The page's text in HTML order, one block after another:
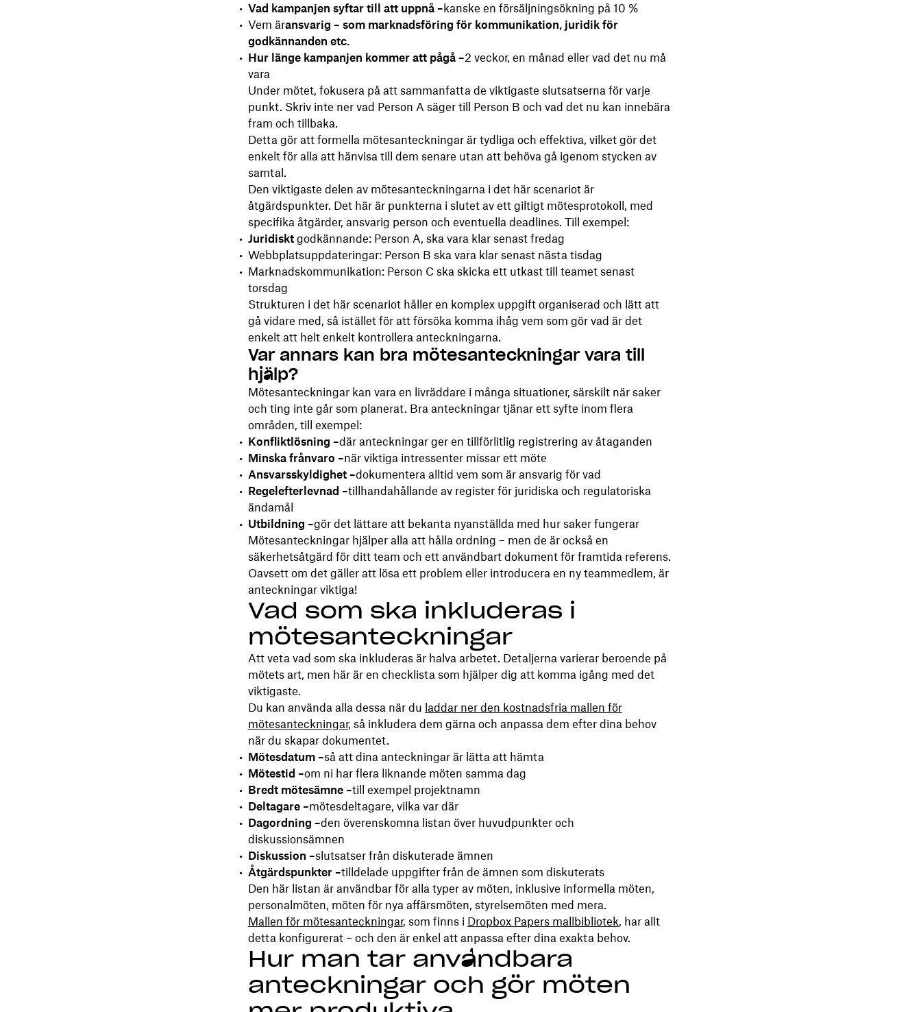
Vad kampanjen syftar till att uppnå – kanske en försäljningsökning på 10 %
Vem äransvarig – som marknadsföring för kommunikation, juridik för
godkännanden etc.
Hur länge kampanjen kommer att pågå –2 veckor, en månad eller vad det nu må
vara
Under mötet, fokusera på att sammanfatta de viktigaste slutsatserna för varje
punkt. Skriv inte ner vad Person A säger till Person B och vad det nu kan innebära
fram och tillbaka.
Detta gör att formella mötesanteckningar är tydliga och effektiva, vilket gör det
enkelt för alla att hänvisa till dem senare utan att behöva gå igenom stycken av
samtal.
Den viktigaste delen av mötesanteckningarna i det här scenariot är
åtgärdspunkter. Det här är punkterna i slutet av ett giltigt mötesprotokoll, med
specifika åtgärder, ansvarig person och eventuella deadlines. Till exempel:
Juridisktgodkännande: Person A, ska vara klar senast fredag
Webbplatsuppdateringar: Person B ska vara klar senast nästa tisdag
Marknadskommunikation: Person C ska skicka ett utkast till teamet senast
torsdag
Strukturen i det här scenariot håller en komplex uppgift organiserad och lätt att
gå vidare med, så istället för att försöka komma ihåg vem som gör vad är det
enkelt att helt enkelt kontrollera anteckningarna.
Var annars kan bra mötesanteckningar vara till
hjälp?
Mötesanteckningar kan vara en livräddare i många situationer, särskilt när saker
och ting inte går som planerat. Bra anteckningar tjänar ett syfte inom flera
områden, till exempel:
Konfliktlösning –där anteckningar ger en tillförlitlig registrering av åtaganden
Minska frånvaro –när viktiga intressenter missar ett möte
Ansvarsskyldighet –dokumentera alltid vem som är ansvarig för vad
Regelefterlevnad –tillhandahållande av register för juridiska och regulatoriska
ändamål
Utbildning –gör det lättare att bekanta nyanställda med hur saker fungerar
Mötesanteckningar hjälper alla att hålla ordning – men de är också en
säkerhetsåtgärd för ditt team och ett användbart dokument för framtida referens.
Oavsett om det gäller att lösa ett problem eller introducera en ny teammedlem, är
anteckningar viktiga!
Vad som ska inkluderas i
mötesanteckningar
Att veta vad som ska inkluderas är halva arbetet. Detaljerna varierar beroende på
mötets art, men här är en checklista som hjälper dig att komma igång med det
viktigaste.
Du kan använda alla dessa när du laddar ner den kostnadsfria mallen för
mötesanteckningar, så inkludera dem gärna och anpassa dem efter dina behov
när du skapar dokumentet.
Mötesdatum –så att dina anteckningar är lätta att hämta
Mötestid –om ni har flera liknande möten samma dag
Bredt mötesämne –till exempel projektnamn
Deltagare –mötesdeltagare, vilka var där
Dagordning –den överenskomna listan över huvudpunkter och
diskussionsämnen
Diskussion –slutsatser från diskuterade ämnen
Åtgärdspunkter –tilldelade uppgifter från de ämnen som diskuterats
Den här listan är användbar för alla typer av möten, inklusive informella möten,
personalmöten, möten för nya affärsmöten, styrelsemöten med mera.
Mallen för mötesanteckningar, som finns i Dropbox Papers mallbibliotek, har allt
detta konfigurerat – och den är enkel att anpassa efter dina exakta behov.
Hur man tar användbara
anteckningar och gör möten